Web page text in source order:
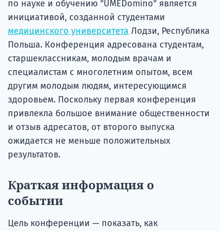
по науке и обучению "UMEDomino" является
инициативой, созданной студентами
медицинского университета Лодзи, Республика
Польша. Конференция адресована студентам,
старшеклассникам, молодым врачам и
специалистам с многолетним опытом, всем
другим молодым людям, интересующимся
здоровьем. Поскольку первая конференция
привлекла большое внимание общественности
и отзыв адресатов, от второго выпуска
ожидается не меньше положительных
результатов.
Краткая информация о
событии
Цель конференции — показать, как